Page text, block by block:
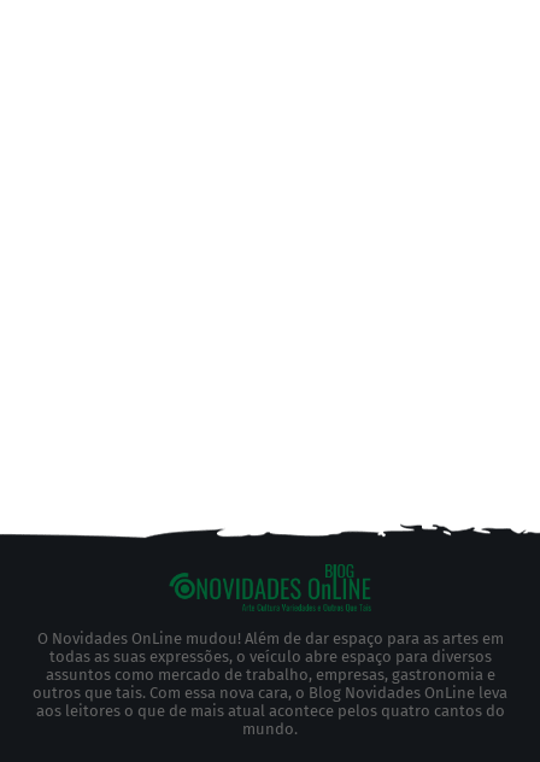
O Novidades OnLine mudou! Além de dar espaço para as artes em
todas as suas expressões, o veículo abre espaço para diversos
assuntos como mercado de trabalho, empresas, gastronomia e
outros que tais. Com essa nova cara, o Blog Novidades OnLine leva
aos leitores o que de mais atual acontece pelos quatro cantos do
mundo.